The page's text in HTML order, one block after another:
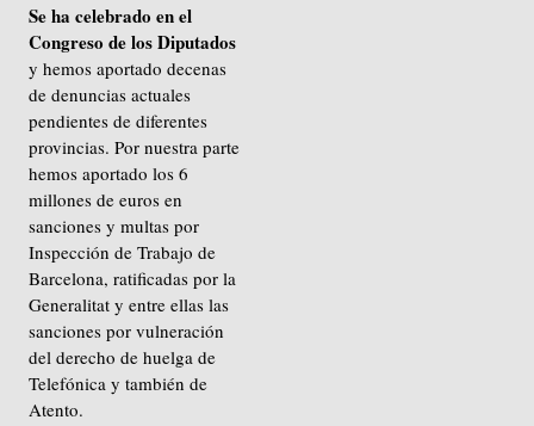
Se ha celebrado en el
Congreso de los Diputados
y hemos aportado decenas
de denuncias actuales
pendientes de diferentes
provincias. Por nuestra parte
hemos aportado los 6
millones de euros en
sanciones y multas por
Inspección de Trabajo de
Barcelona, ratificadas por la
Generalitat y entre ellas las
sanciones por vulneración
del derecho de huelga de
Telefónica y también de
Atento.